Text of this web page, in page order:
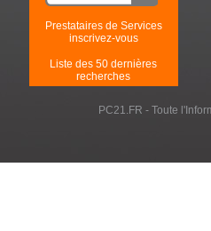
Prestataires de Services
inscrivez-vous
Liste des 50 dernières
recherches
PC21.FR - Toute